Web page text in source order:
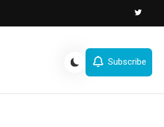
Subscribe